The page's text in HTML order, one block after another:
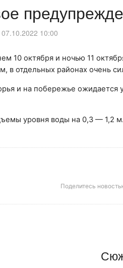
07.10.2022 10:00
10 октября и ночью 11
отдельных районах очень
и на побережье
уровня воды на 0,3 — 1,2
Поделитесь